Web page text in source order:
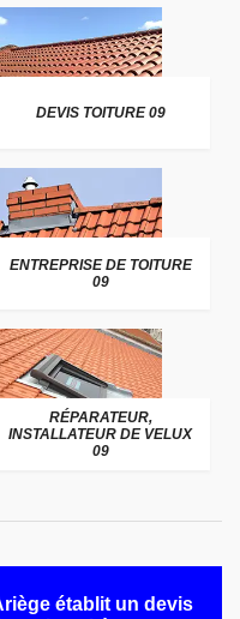
DEVIS TOITURE 09
ENTREPRISE DE TOITURE
09
RÉPARATEUR,
INSTALLATEUR DE VELUX
09
établit un devis